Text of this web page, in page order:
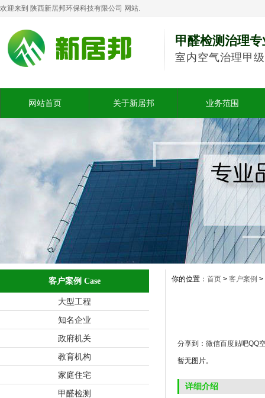
欢迎来到 陕西新居邦环保科技有限公司 网站.
甲醛检测治理
室内空气治理甲
网站首页 关于新居邦 业务范围
客户案例 Case
大型工程
知名企业
政府机关
教育机构
家庭住宅
甲醛检测
你的位置： 首页 > 客户案例 >
分享到： 微信百度贴吧QQ
暂无图片。
详细介绍